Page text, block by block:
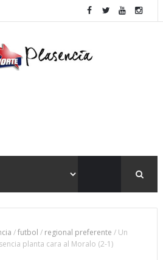
/futbol / regional preferente / Un
planta cara al Moralo (2-1)